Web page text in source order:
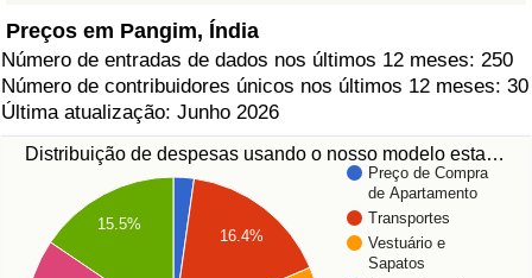
Preços em Pangim, Índia
Número de entradas de dados nos últimos 12 meses: 250
Número de contribuidores únicos nos últimos 12 meses: 30
Última atualização: Junho 2026
Distribuição de despesas usando o nosso modelo esta…
Preço de Compra
de Apartamento
Transportes
Vestuário e
Sapatos
16.4%
15.5%